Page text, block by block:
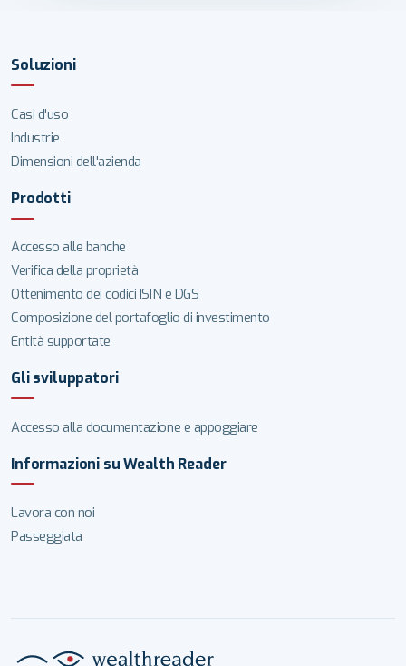
Soluzioni
Casi d'uso
Industrie
Dimensioni dell'azienda
Prodotti
Accesso alle banche
Verifica della proprietà
Ottenimento dei codici ISIN e DGS
Composizione del portafoglio di investimento
Entità supportate
Gli sviluppatori
Accesso alla documentazione e appoggiare
Informazioni su Wealth Reader
Lavora con noi
Passeggiata